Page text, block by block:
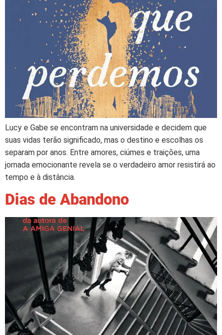
Lucy e Gabe se encontram na universidade e decidem que
suas vidas terão significado, mas o destino e escolhas os
separam por anos. Entre amores, ciúmes e traições, uma
jornada emocionante revela se o verdadeiro amor resistirá ao
tempo e à distância.
Dias de Abandono